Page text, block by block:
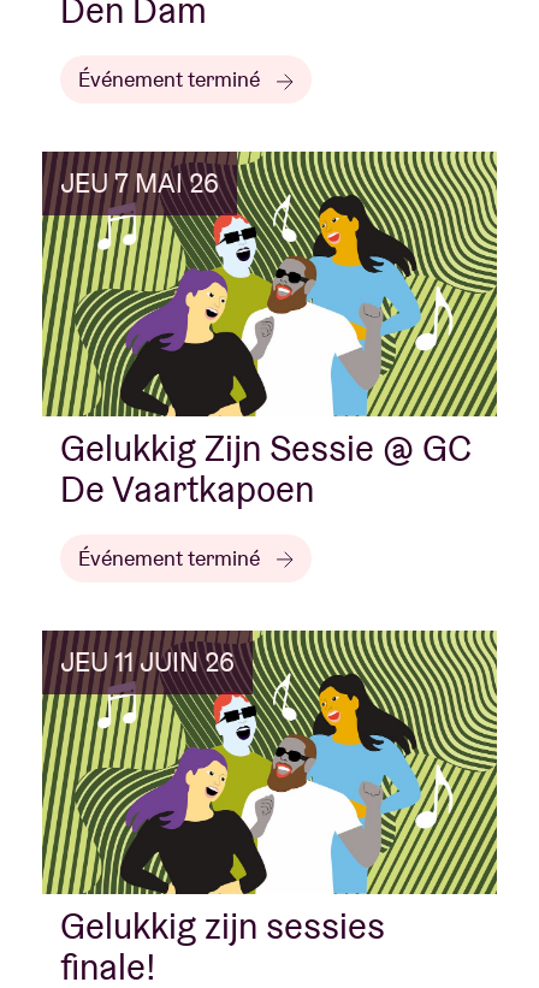
Den Dam
Événement terminé
JEU 7 MAI 26
Gelukkig Zijn Sessie @ GC
De Vaartkapoen
Événement terminé
JEU 11 JUIN 26
Gelukkig zijn sessies
finale!